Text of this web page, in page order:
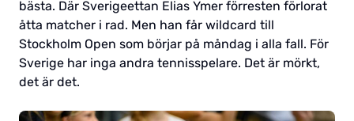
bästa. Där Sverigeettan Elias Ymer förresten förlorat
åtta matcher i rad. Men han får wildcard till
Stockholm Open som börjar på måndag i alla fall. För
Sverige har inga andra tennisspelare. Det är mörkt,
det är det.